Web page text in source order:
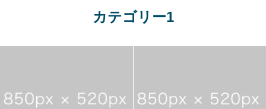
カテゴリー1